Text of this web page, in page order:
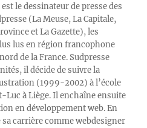
le dessinateur de presse des
(La Meuse, La Capitale,
et La Gazette), les
lus en région francophone
de la France. Sudpresse
il décide de suivre la
(1999-2002) à l’école
Luc à Liège. Il enchaîne ensuite
en développement web. En
sa carrière comme webdesigner